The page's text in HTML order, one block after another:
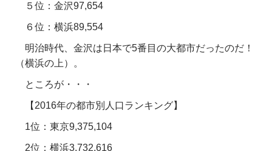
５位：金沢97,654
６位：横浜89,554
明治時代、金沢は日本で5番目の大都市だったのだ！
（横浜の上）。
ところが・・・
【2016年の都市別人口ランキング】
1位：東京9,375,104
2位：横浜3,732,616